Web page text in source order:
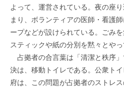
よって、運営されている。夜の座
まり、ボランティアの医師・看護
ープなどが設けられている。ごみ
スティックや紙の分別を黙々とやっ
占拠者の合言葉は「清潔と秩序
決は、移動トイレである。公衆ト
府は、この問題が占拠者のストレ